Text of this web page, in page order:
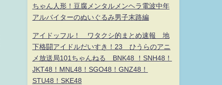
ちゃん人形！豆腐メンタルメンヘラ電波中年
アルバイターのぬいぐるみ男子末路編
アイドッフル！ ワタクシ的まとめ速報 地
下格闘アイドルだいすき！23 ひうらのアニ
メ放送局101ちゃんねる BNK48 ！SNH48！
JKT48！MNL48！SGO48！GNZ48！
STU48！SKE48